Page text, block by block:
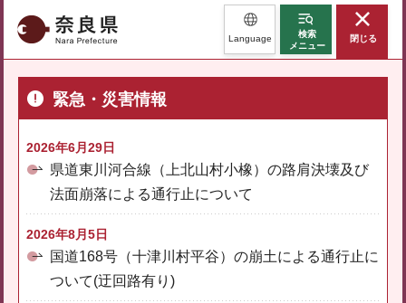
奈良県 Language
検索
メニュー
閉じる
緊急・災害情報
2026年6月29日
県道東川河合線（上北山村小橡）の路肩決壊及び
法面崩落による通行止について
2026年8月5日
国道168号（十津川村平谷）の崩土による通行止に
ついて(迂回路有り)